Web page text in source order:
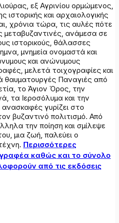
εξ Αγρινίου ορμώμενος,
και αρχαιολογικής
χρόνια τώρα, τις αυλές πότε
μεταβυζαντινές, ανάμεσα σε
ιστορικούς, θάλασσες
μνημεία ονομαστά και
και ανώνυμους
μελετά τοιχογραφίες και
θαυματουργές Παναγιές από
το Άγιον Όρος, την
τα Ιεροσόλυμα και την
γυρίζει στο
βυζαντινό πολιτισμό. Από
την ποίηση και σμίλεψε
μια ζωή, παλεύει ο
Περισσότερες
καθώς και το σύνολο
από τις εκδόσεις